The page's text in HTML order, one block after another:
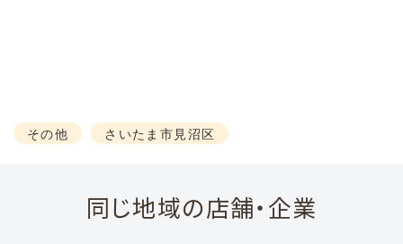
その他 さいたま市見沼区
同じ地域の店舗・企業